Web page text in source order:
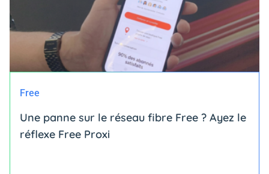
Free
Une panne sur le réseau fibre Free ? Ayez le
réflexe Free Proxi